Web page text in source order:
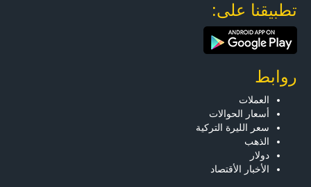
تطبيقنا على:
روابط
العملات
أسعار الحوالات
سعر الليرة التركية
الذهب
دولار
الأخبار الأقتصاد